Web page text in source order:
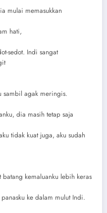
mulai memasukkan
hati,
sedot. Indi sangat
sambil agak meringis.
dia masih tetap saja
tidak kuat juga, aku sudah
kemaluanku lebih keras
ke dalam mulut Indi.